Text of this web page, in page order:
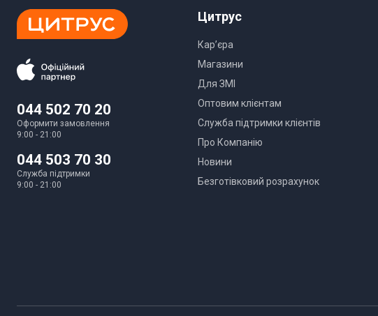
Товщина дна
Висота
Колір внутрішнього покриття
Колір корпусу
Фізичні характеристики
Габарити (ВхШхГ)
044 502 70 20
Оформити замовлення
9:00 - 21:00
044 503 70 30
Служба підтримки
9:00 - 21:00
Цитрус
Кар’єра
Магазини
Для ЗМІ
Оптовим клієнтам
Служба підтримки клієнтів
Про Компанію
Новини
Безготівковий розрахунок